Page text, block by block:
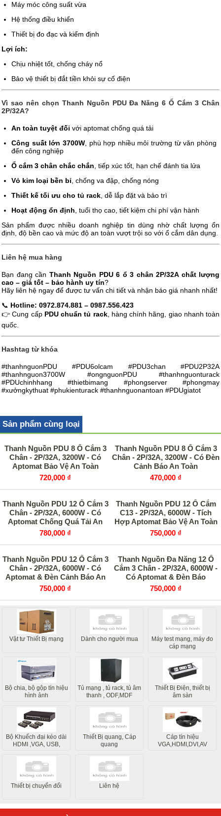
Máy móc công suất vừa
Hệ thống điều khiển
Thiết bị đo đạc và kiểm định
Lợi ích:
Chịu nhiệt tốt, chống cháy nổ
Bảo vệ thiết bị đắt tiền khỏi sự cố điện
Vì sao nên chọn Thanh Nguồn PDU Đa Năng 6 Ổ Cắm 3 Chân
2P/32A?
An toàn tuyệt đối với aptomat chống quá tải
Công suất lớn 3700W, phù hợp nhiều môi trường từ văn phòng
đến công nghiệp
Ổ cắm 3 chân chắc chắn , tiếp xúc tốt, hạn chế đánh tia lửa
Vỏ kim loại bền bỉ , chống va đập, chống nóng
Thiết kế tối ưu cho tủ rack , dễ lắp đặt và bảo trì
Hoạt động ổn định , tuổi thọ cao, tiết kiệm chi phí vận hành
Sản phẩm được nhiều doanh nghiệp tin dùng nhờ chất lượng ổn
định, độ bền cao và mức độ an toàn vượt trội so với ổ cắm dân dụng.
Liên hệ mua hàng
Bạn đang cần Thanh Nguồn PDU 6 ổ 3 chân 2P/32A chất lượng
cao – giá tốt – bảo hành uy tín?
Hãy liên hệ ngay để được tư vấn chi tiết và nhận báo giá nhanh nhất!
📞 Hotline: 0972.874.881 – 0987.556.423
👉 Cung cấp PDU chuẩn tủ rack, hàng chính hãng, giao nhanh toàn
quốc.
Hashtag từ khóa
#thanhnguonPDU #PDU6olcam #PDU3chan #PDU2P32A
#thanhnguon3700W #ongnguonPDU #thanhnguonturack
#PDUchinhhang #thietbimang #phongserver #phongmay
#xưởngkythuat #phukienturack #thanhnguonantoan #PDUgiatot
Sản phẩm cùng loại
Thanh Nguồn PDU 8 Ổ Cắm 3
Chân - 2P/32A, 3200W - Có
Aptomat Bảo Vệ An Toàn
720,000 ₫
Thanh Nguồn PDU 8 Ổ Cắm 3
Chân - 2P/32A, 3200W - Có Đèn
Cảnh Báo An Toàn
470,000 ₫
Thanh Nguồn PDU 12 Ổ Cắm 3
Chân - 2P/32A, 6000W - Có
Aptomat Chống Quá Tải An
Toà
780,000 ₫
Thanh Nguồn PDU 12 Ổ Cắm
C13 - 2P/32A, 6000W - Tích
Hợp Aptomat Bảo Vệ An Toàn
750,000 ₫
Thanh Nguồn PDU 12 Ổ Cắm 3
Chân - 2P/32A, 6000W - Có
Aptomat & Đèn Cảnh Báo An
Toàn
750,000 ₫
Thanh Nguồn Đa Năng 12 Ổ
Cắm 3 Chân - 2P/32A, 6000W -
Có Aptomat & Đèn Báo
750,000 ₫
Vật tư Thiết Bị mạng Dành cho người mua
Máy test mạng, máy đo
cáp mạng
Bộ chia, bộ gộp tín hiệu
hình ảnh
Tủ mạng , tủ rack, tủ âm
thanh , ODF,MDF
Thiết Bị Điện, thiết bị
âm sàn
Bộ Khuếch đại kéo dài
HDMI ,VGA, USB,
Thiết Bị quang, Cáp
quang
Cáp tín hiệu
VGA,HDMI,DVI,AV
Thiết bị chuyển đổi Liên hệ